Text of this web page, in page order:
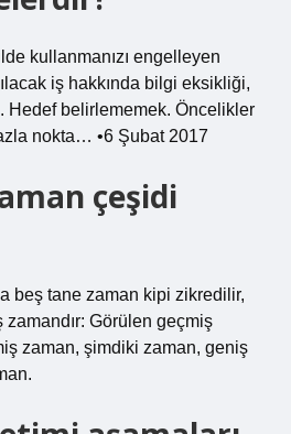
kullanmanızı engelleyen
iş hakkında bilgi eksikliği,
Hedef belirlememek. Öncelikler
nokta… •6 Şubat 2017
çeşidi
beş tane zaman kipi zikredilir,
Görülen geçmiş
zaman, şimdiki zaman, geniş